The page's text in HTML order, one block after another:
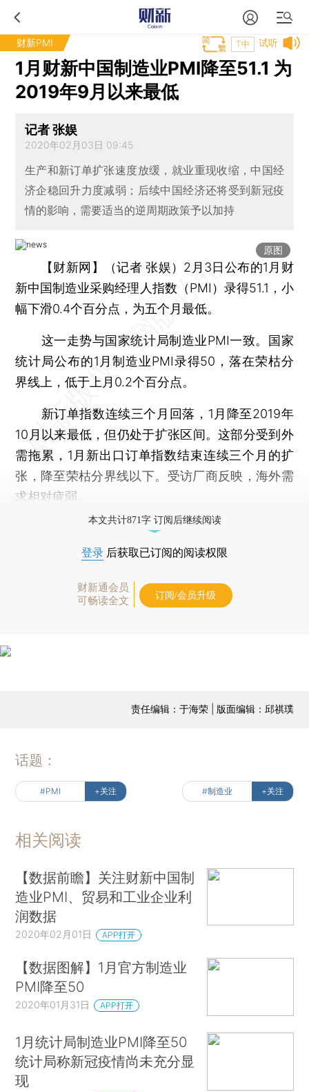
财新PMI 试听
T中
1月财新中国制造业PMI降至51.1 为
2019年9月以来最低
记者 张娱
2020年02月03日 09:45
生产和新订单扩张速度放缓，就业重现收缩，中国经
济企稳回升力度减弱；后续中国经济还将受到新冠疫
情的影响，需要适当的逆周期政策予以加持
原图
【财新网】（记者 张娱） 2月3日公布的1月财
新中国制造业采购经理人指数（PMI）录得51.1，小
幅下滑0.4个百分点，为五个月最低。
这一走势与国家统计局制造业PMI一致。国家
统计局公布的1月制造业PMI录得50，落在荣枯分
界线上，低于上月0.2个百分点。
新订单指数连续三个月回落，1月降至2019年
10月以来最低，但仍处于扩张区间。这部分受到外
需拖累，1月新出口订单指数结束连续三个月的扩
张，降至荣枯分界线以下。受访厂商反映，海外需
求相对疲弱。
本文共计871字 订阅后继续阅读
登录 后获取已订阅的阅读权限
财新通会员
可畅读全文
订阅/会员升级
责任编辑：于海荣 | 版面编辑：邱祺璞
话题：
#PMI +关注 #制造业 +关注
相关阅读
【数据前瞻】关注财新中国制
造业PMI、贸易和工业企业利
润数据
2020年02月01日 APP打开
【数据图解】1月官方制造业
PMI降至50
2020年01月31日 APP打开
1月统计局制造业PMI降至50
统计局称新冠疫情尚未充分显
现